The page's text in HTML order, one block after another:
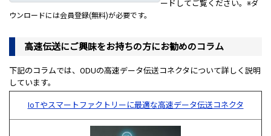
ードしてご覧ください。 ※ダ
ウンロードには会員登録(無料)が必要です。
高速伝送にご興味をお持ちの方にお勧めのコラム
下記のコラムでは、ODUの高速データ伝送コネクタについて詳しく説明
しています。
IoTやスマートファクトリーに最適な高速データ伝送コネクタ